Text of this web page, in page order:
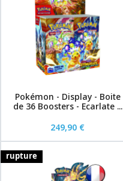
Pokémon - Display - Boite
de 36 Boosters - Ecarlate ...
249,90 €
rupture